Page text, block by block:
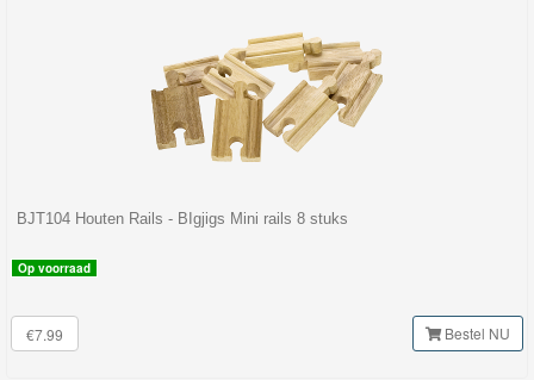
BJT104 Houten Rails - BIgjigs Mini rails 8 stuks
Op voorraad
€7.99 Bestel NU